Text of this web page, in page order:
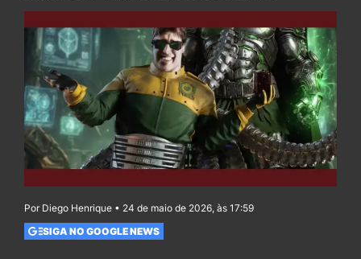
Por Diego Henrique • 24 de maio de 2026, às 17:59
SIGA NO GOOGLE NEWS